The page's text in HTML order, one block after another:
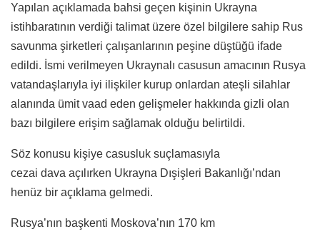
Yapılan açıklamada bahsi geçen kişinin Ukrayna
istihbaratının verdiği talimat üzere özel bilgilere sahip Rus
savunma şirketleri çalışanlarının peşine düştüğü ifade
edildi. İsmi verilmeyen Ukraynalı casusun amacının Rusya
vatandaşlarıyla iyi ilişkiler kurup onlardan ateşli silahlar
alanında ümit vaad eden gelişmeler hakkında gizli olan
bazı bilgilere erişim sağlamak olduğu belirtildi.
Söz konusu kişiye casusluk suçlamasıyla
cezai dava açılırken Ukrayna Dışişleri Bakanlığı’ndan
henüz bir açıklama gelmedi.
Rusya’nın başkenti Moskova’nın 170 km